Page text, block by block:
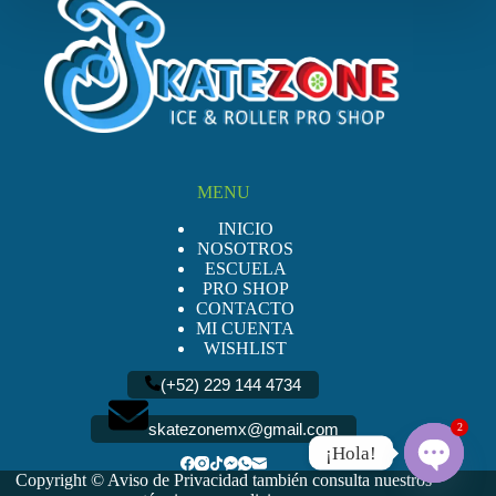
MENU
INICIO
NOSOTROS
ESCUELA
PRO SHOP
CONTACTO
MI CUENTA
WISHLIST
(+52) 229 144 4734
skatezonemx@gmail.com
Copyright © Aviso de Privacidad también consulta nuestros
¡Hola!
2